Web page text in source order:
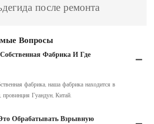
после ремонта
Вопросы
Фабрика И Где
фабрика, наша фабрика находится в
Гуандун, Китай.
Обрабатывать Взрывную